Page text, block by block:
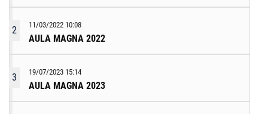
2 11/03/2022 10:08
AULA MAGNA 2022
3 19/07/2023 15:14
AULA MAGNA 2023